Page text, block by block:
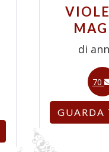
di
70
GUARDA